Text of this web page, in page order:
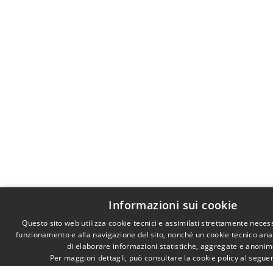
Informazioni sui cookie
Questo sito web utilizza cookie tecnici e assimilati strettamente
funzionamento e alla navigazione del sito, nonché un cookie tecnico
di elaborare informazioni statistiche, aggregate e
Per maggiori dettagli, può consultare la cookie policy al